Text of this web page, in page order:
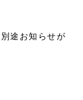
途お知らせが